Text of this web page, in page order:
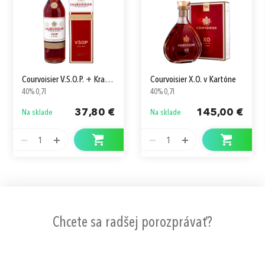
Courvoisier V.S.O.P. + Krabica
40% 0,7l
Na sklade 37,80 €
1
Courvoisier X.O. v Kartóne
40% 0,7l
Na sklade 145,00 €
1
Chcete sa radšej porozprávať?